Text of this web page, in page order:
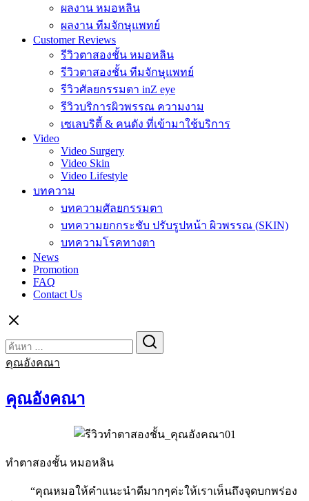
ผลงาน หมอหลิน
ผลงาน ทีมจักษุแพทย์
Customer Reviews
รีวิวตาสองชั้น หมอหลิน
รีวิวตาสองชั้น ทีมจักษุแพทย์
รีวิวศัลยกรรมตา inZ eye
รีวิวบริการผิวพรรณ ความงาม
เซเลบริตี้ & คนดัง ที่เข้ามาใช้บริการ
Video
Video Surgery
Video Skin
Video Lifestyle
บทความ
บทความศัลยกรรมตา
บทความยกกระชับ ปรับรูปหน้า ผิวพรรณ (SKIN)
บทความโรคทางตา
News
Promotion
FAQ
Contact Us
for:
คุณอังคณา
คุณอังคณา
ทำตาสองชั้น หมอหลิน
“คุณหมอให้คำแนะนำดีมากๆค่ะให้เราเห็นถึงจุดบกพร่อง